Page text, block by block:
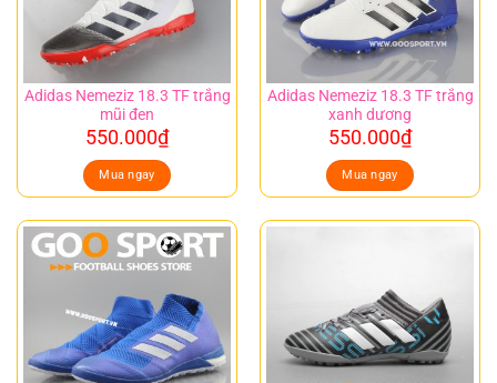
Adidas Nemeziz 18.3 TF trắng
mũi đen
550.000₫
Mua ngay
Adidas Nemeziz 18.3 TF trắng
xanh dương
550.000₫
Mua ngay